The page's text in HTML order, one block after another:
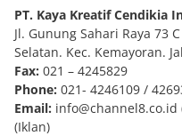
PT. Kaya Kreatif Cendikia
Jl. Gunung Sahari Raya 73
Selatan. Kec. Kemayoran.
Fax: 021 – 4245829
Phone: 021- 4246109 /
Email: info@channel8.co.id
(Iklan)